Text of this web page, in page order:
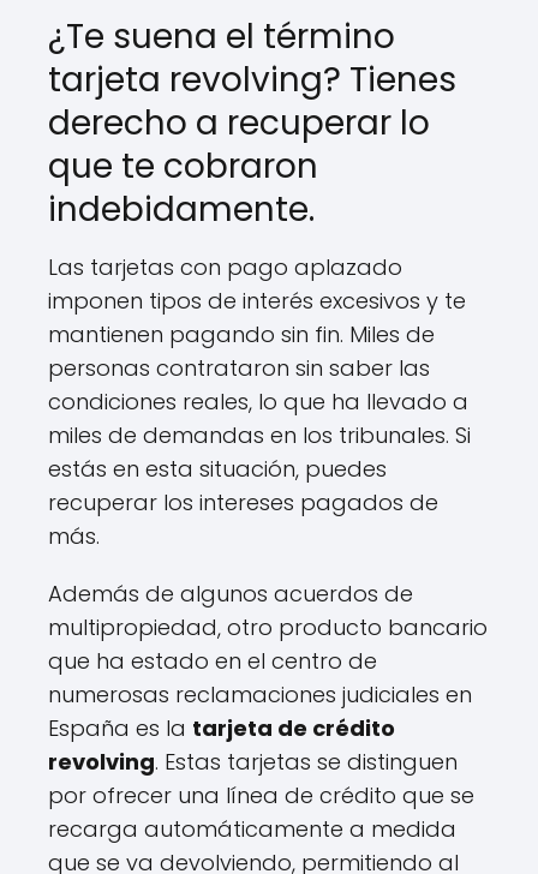
¿Te suena el término
tarjeta revolving? Tienes
derecho a recuperar lo
que te cobraron
indebidamente.
Las tarjetas con pago aplazado
imponen tipos de interés excesivos y te
mantienen pagando sin fin. Miles de
personas contrataron sin saber las
condiciones reales, lo que ha llevado a
miles de demandas en los tribunales. Si
estás en esta situación, puedes
recuperar los intereses pagados de
más.
Además de algunos acuerdos de
multipropiedad, otro producto bancario
que ha estado en el centro de
numerosas reclamaciones judiciales en
España es la tarjeta de crédito
revolving. Estas tarjetas se distinguen
por ofrecer una línea de crédito que se
recarga automáticamente a medida
que se va devolviendo, permitiendo al